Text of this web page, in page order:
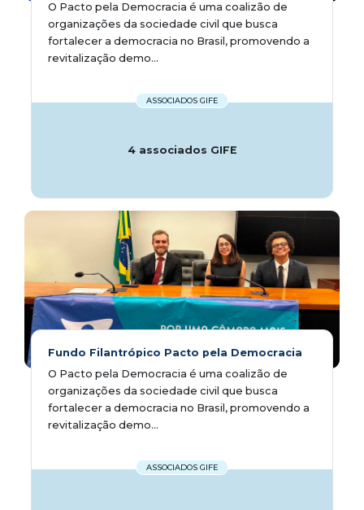
O Pacto pela Democracia é uma coalizão de
organizações da sociedade civil que busca
fortalecer a democracia no Brasil, promovendo a
revitalização demo...
ASSOCIADOS GIFE
4 associados GIFE
Fundo Filantrópico Pacto pela Democracia
O Pacto pela Democracia é uma coalizão de
organizações da sociedade civil que busca
fortalecer a democracia no Brasil, promovendo a
revitalização demo...
ASSOCIADOS GIFE